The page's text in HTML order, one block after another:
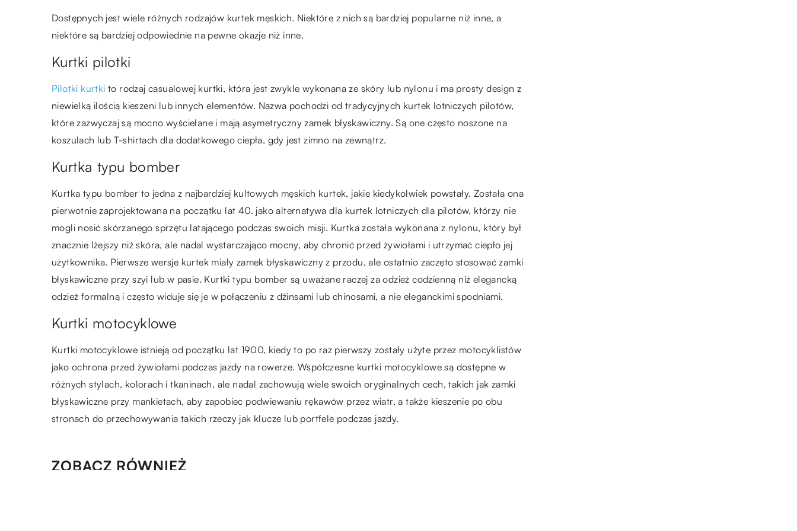
Dostępnych jest wiele różnych rodzajów kurtek męskich. Niektóre z nich są bardziej popularne niż inne, a
niektóre są bardziej odpowiednie na pewne okazje niż inne.
Kurtki pilotki
Pilotki kurtki to rodzaj casualowej kurtki, która jest zwykle wykonana ze skóry lub nylonu i ma prosty design z
niewielką ilością kieszeni lub innych elementów. Nazwa pochodzi od tradycyjnych kurtek lotniczych pilotów,
które zazwyczaj są mocno wyściełane i mają asymetryczny zamek błyskawiczny. Są one często noszone na
koszulach lub T-shirtach dla dodatkowego ciepła, gdy jest zimno na zewnątrz.
Kurtka typu bomber
Kurtka typu bomber to jedna z najbardziej kultowych męskich kurtek, jakie kiedykolwiek powstały. Została ona
pierwotnie zaprojektowana na początku lat 40. jako alternatywa dla kurtek lotniczych dla pilotów, którzy nie
mogli nosić skórzanego sprzętu latającego podczas swoich misji. Kurtka została wykonana z nylonu, który był
znacznie lżejszy niż skóra, ale nadal wystarczająco mocny, aby chronić przed żywiołami i utrzymać ciepło jej
użytkownika. Pierwsze wersje kurtek miały zamek błyskawiczny z przodu, ale ostatnio zaczęto stosować zamki
błyskawiczne przy szyi lub w pasie. Kurtki typu bomber są uważane raczej za odzież codzienną niż elegancką
odzież formalną i często widuje się je w połączeniu z dżinsami lub chinosami, a nie eleganckimi spodniami.
Kurtki motocyklowe
Kurtki motocyklowe istnieją od początku lat 1900, kiedy to po raz pierwszy zostały użyte przez motocyklistów
jako ochrona przed żywiołami podczas jazdy na rowerze. Współczesne kurtki motocyklowe są dostępne w
różnych stylach, kolorach i tkaninach, ale nadal zachowują wiele swoich oryginalnych cech, takich jak zamki
błyskawiczne przy mankietach, aby zapobiec podwiewaniu rękawów przez wiatr, a także kieszenie po obu
stronach do przechowywania takich rzeczy jak klucze lub portfele podczas jazdy.
ZOBACZ RÓWNIEŻ